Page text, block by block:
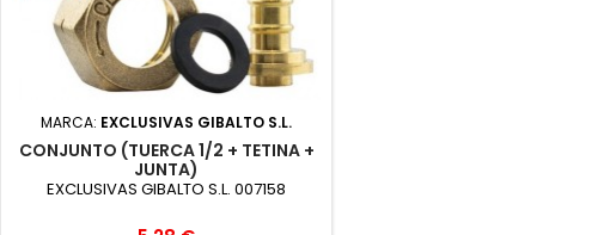
MARCA: EXCLUSIVAS GIBALTO S.L.
CONJUNTO (TUERCA 1/2 + TETINA +
JUNTA)
EXCLUSIVAS GIBALTO S.L. 007158